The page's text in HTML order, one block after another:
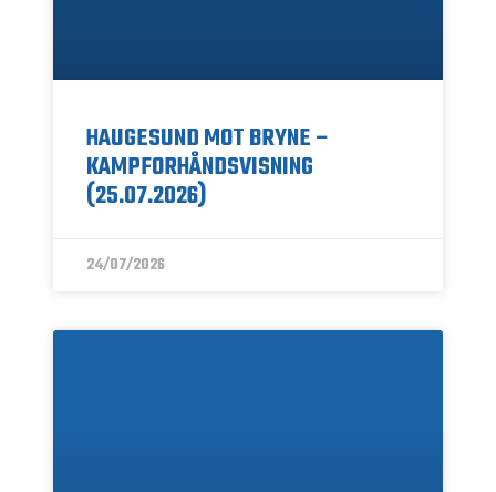
HAUGESUND MOT BRYNE –
KAMPFORHÅNDSVISNING
(25.07.2026)
24/07/2026